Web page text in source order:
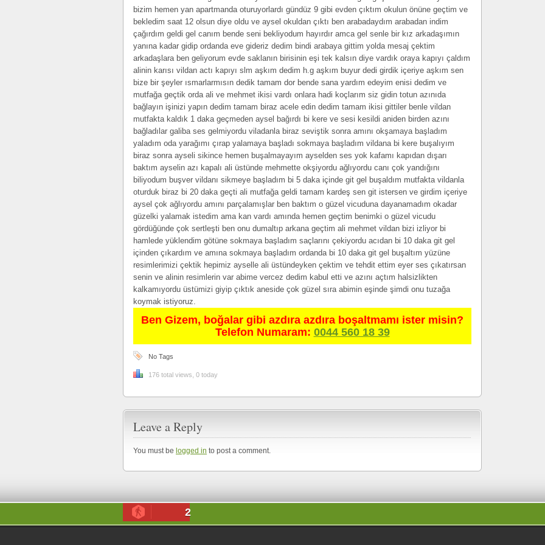
bizim hemen yan apartmanda oturuyorlardı gündüz 9 gibi evden çıktım okulun önüne geçtim ve
bekledim saat 12 olsun diye oldu ve aysel okuldan çıktı ben arabadaydım arabadan indim
çağırdım geldi gel canım bende seni bekliyodum hayırdır amca gel senle bir kız arkadaşımın
yanına kadar gidip ordanda eve gideriz dedim bindi arabaya gittim yolda mesaj çektim
arkadaşlara ben geliyorum evde saklanın birisinin eşi tek kalsın diye vardık oraya kapıyı çaldım
alinin karısı vildan actı kapıyı slm aşkım dedim h.g aşkım buyur dedi girdik içeriye aşkım sen
bize bir şeyler ısmarlarmısın dedik tamam dor bende sana yardım edeyim enisi dedim ve
mutfağa geçtik orda ali ve mehmet ikisi vardı onlara hadi koçlarım siz gidin totun azınıda
bağlayın işinizi yapın dedim tamam biraz acele edin dedim tamam ikisi gittiler benle vildan
mutfakta kaldık 1 daka geçmeden aysel bağırdı bi kere ve sesi kesildi aniden birden azını
bağladılar galiba ses gelmiyordu viladanla biraz seviştik sonra amını okşamaya başladım
yaladım oda yarağımı çırap yalamaya başladı sokmaya başladım vildana bi kere buşalıyım
biraz sonra ayseli sikince hemen buşalmayayım ayselden ses yok kafamı kapıdan dışarı
baktım ayselin azı kapalı ali üstünde mehmette okşiyordu ağlıyordu canı çok yandığını
biliyodum buşver vildanı sikmeye başladım bi 5 daka içinde git gel buşaldım mutfakta vildanla
oturduk biraz bi 20 daka geçti ali mutfağa geldi tamam kardeş sen git istersen ve girdim içeriye
aysel çok ağlıyordu amını parçalamışlar ben baktım o güzel vicuduna dayanamadım okadar
güzelki yalamak istedim ama kan vardı amında hemen geçtim benimki o güzel vicudu
gördüğünde çok sertleşti ben onu dumaltıp arkana geçtim ali mehmet vildan bizi izliyor bi
hamlede yüklendim götüne sokmaya başladım saçlarını çekiyordu acıdan bi 10 daka git gel
içinden çıkardım ve amına sokmaya başladım ordanda bi 10 daka git gel buşaltım yüzüne
resimlerimizi çektik hepimiz ayselle ali üstündeyken çektim ve tehdit ettim eyer ses çıkatırsan
senin ve alinin resimlerin var abime vercez dedim kabul etti ve azını açtım halsizlikten
kalkamıyordu üstümizi giyip çıktık aneside çok güzel sıra abimin eşinde şimdi onu tuzağa
koymak istiyoruz.
Ben Gizem, boğalar gibi azdıra azdıra boşaltmamı ister misin?
Telefon Numaram: 0044 560 18 39
No Tags
176 total views, 0 today
Leave a Reply
You must be logged in to post a comment.
2